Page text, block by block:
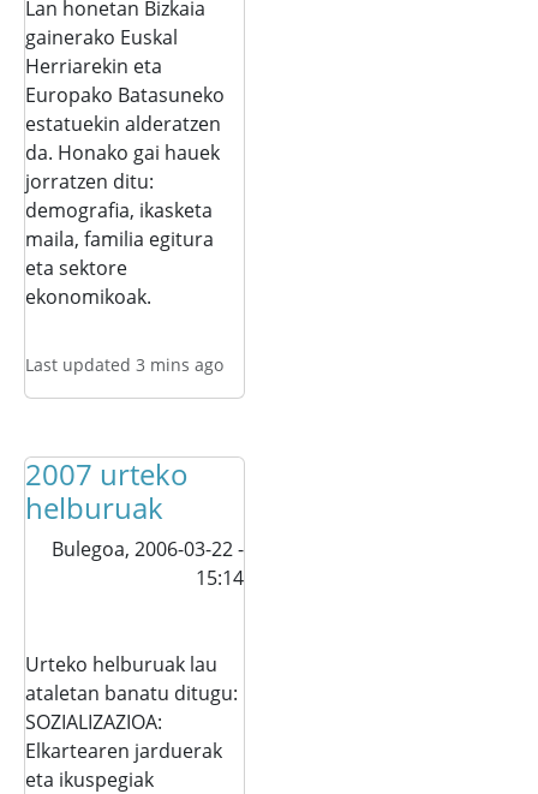
Lan honetan Bizkaia
gainerako Euskal
Herriarekin eta
Europako Batasuneko
estatuekin alderatzen
da. Honako gai hauek
jorratzen ditu:
demografia, ikasketa
maila, familia egitura
eta sektore
ekonomikoak.
Last updated 3 mins ago
2007 urteko
helburuak
Bulegoa, 2006-03-22 -
15:14
Urteko helburuak lau
ataletan banatu ditugu:
SOZIALIZAZIOA:
Elkartearen jarduerak
eta ikuspegiak